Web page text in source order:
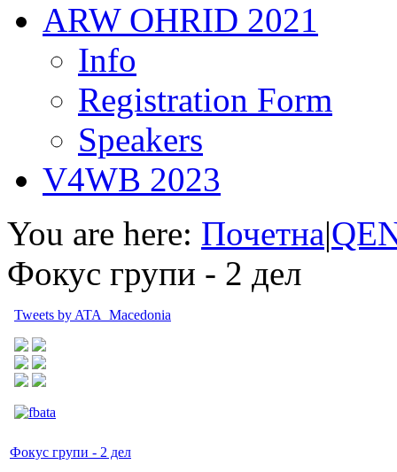
ARW OHRID 2021
Info
Registration Form
Speakers
V4WB 2023
You are here: Почетна|
Фокус групи - 2 дел
Tweets by ATA_Macedonia
Фокус групи - 2 дел